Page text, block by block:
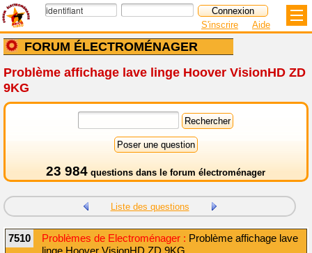
FORUM ÉLECTROMÉNAGER
S'inscrire Aide
Problème affichage lave linge Hoover VisionHD ZD
9KG
23 984 questions dans le forum électroménager
Liste des questions
7510 Problèmes de Electroménager : Problème affichage lave